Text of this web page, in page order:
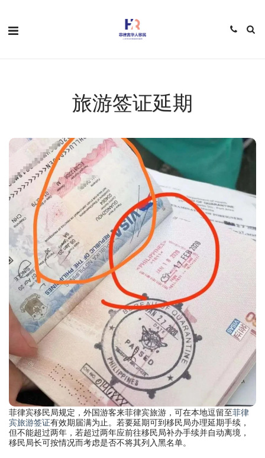
旅游签证延期
菲律宾移民局规定，外国游客来菲律宾旅游，可在本地逗留至菲律
宾旅游签证有效期届满为止。若要延期可到移民局办理延期手续，
但不能超过两年，若超过两年应前往移民局补办手续并自动离境，
移民局长可按情况而考虑是否不将其列入黑名单。